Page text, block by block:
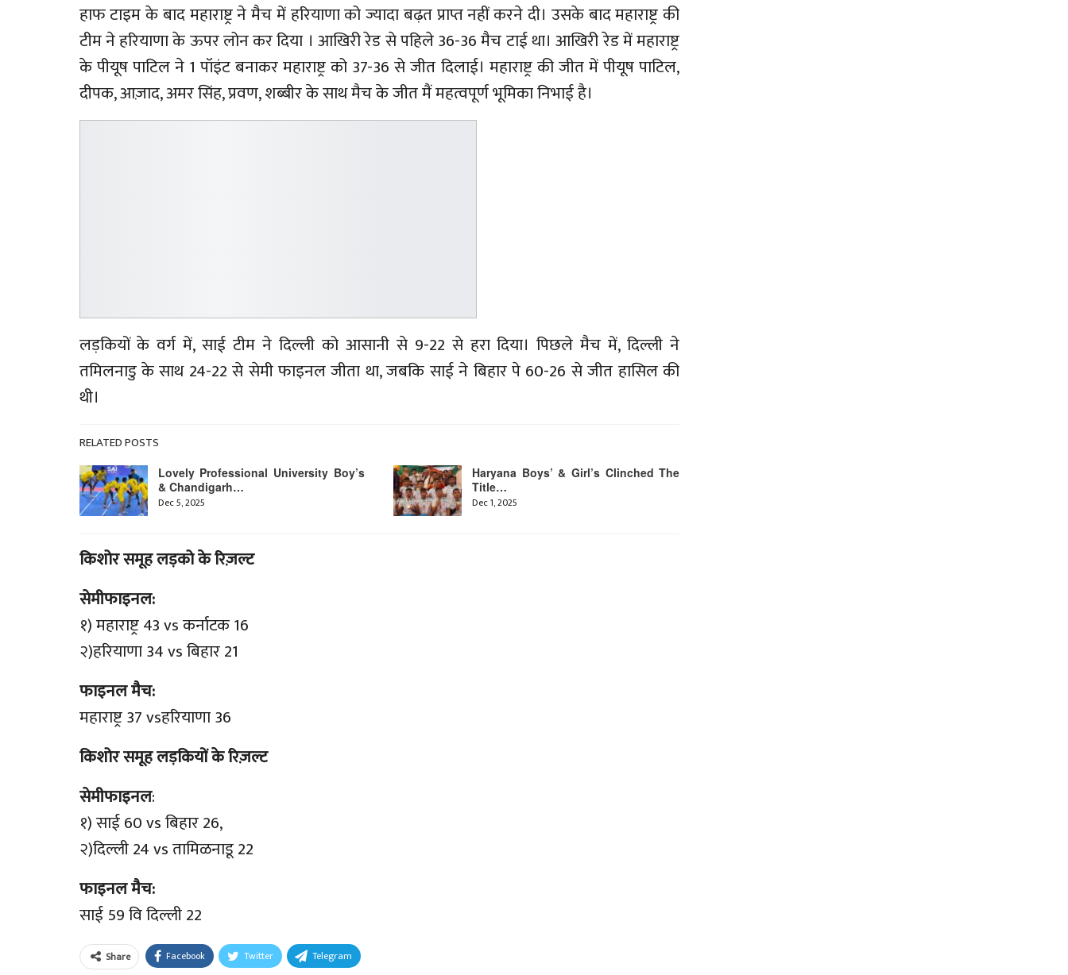
हाफ टाइम के बाद महाराष्ट्र ने मैच में हरियाणा को ज्यादा बढ़त प्राप्त नहीं करने दी। उसके बाद महाराष्ट्र की
टीम ने हरियाणा के ऊपर लोन कर दिया । आखिरी रेड से पहिले 36-36 मैच टाई था। आखिरी रेड में महाराष्ट्र
के पीयूष पाटिल ने 1 पॉइंट बनाकर महाराष्ट्र को 37-36 से जीत दिलाई। महाराष्ट्र की जीत में पीयूष पाटिल,
दीपक, आज़ाद, अमर सिंह, प्रवण, शब्बीर के साथ मैच के जीत मैं महत्वपूर्ण भूमिका निभाई है।
लड़कियों के वर्ग में, साई टीम ने दिल्ली को आसानी से 9-22 से हरा दिया। पिछले मैच में, दिल्ली ने
तमिलनाडु के साथ 24-22 से सेमी फाइनल जीता था, जबकि साई ने बिहार पे 60-26 से जीत हासिल की
थी।
RELATED POSTS
Lovely Professional University Boy’s
& Chandigarh…
Dec 5, 2025
Haryana Boys’ & Girl’s Clinched The
Title…
Dec 1, 2025
किशोर समूह लड़को के रिज़ल्ट
सेमीफाइनल:
१) महाराष्ट्र 43 vs कर्नाटक 16
२)हरियाणा 34 vs बिहार 21
फाइनल मैच:
महाराष्ट्र 37 vsहरियाणा 36
किशोर समूह लड़कियों के रिज़ल्ट
सेमीफाइनल:
१) साई 60 vs बिहार 26,
२)दिल्ली 24 vs तामिळनाडू 22
फाइनल मैच:
साई 59 वि दिल्ली 22
Share Facebook Twitter Telegram